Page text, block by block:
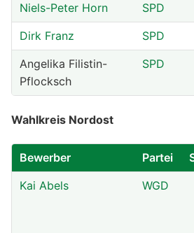
Niels-Peter Horn
SPD
Dirk Franz
SPD
Angelika Filistin-
Pflocksch
SPD
Wahlkreis Nordost
Bewerber Partei
Kai Abels
WGD